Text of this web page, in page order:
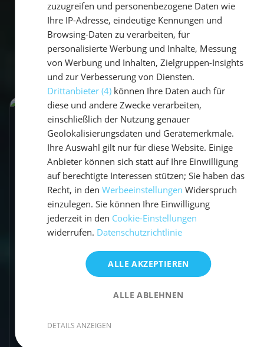
Empfohlene Beiträge
7 Tage Kykladen Segeln ab
Einsteiger (Saronischer Golf)
Einwilligung jederzeit in denCookie-
Einstellungenwiderrufen.
Datenschutzrichtlinie
ALLE AKZEPTIEREN
ALLE ABLEHNEN
DETAILS ANZEIGEN